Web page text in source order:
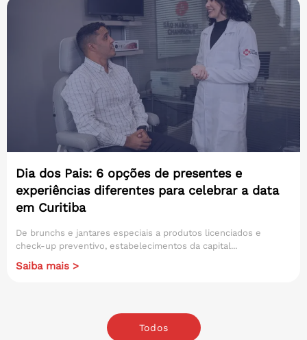
Dia dos Pais: 6 opções de presentes e
experiências diferentes para celebrar a data
em Curitiba
De brunchs e jantares especiais a produtos licenciados e
check-up preventivo, estabelecimentos da capital...
Saiba mais >
Todos